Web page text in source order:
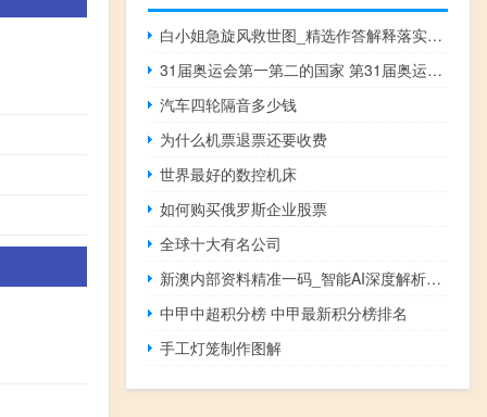
白小姐急旋风救世图_精选作答解释落实_iPhone版v33.34.19
31届奥运会第一第二的国家 第31届奥运会奖牌榜
汽车四轮隔音多少钱
为什么机票退票还要收费
世界最好的数控机床
如何购买俄罗斯企业股票
全球十大有名公司
新澳内部资料精准一码_智能AI深度解析_百度大脑版A12.26.92
中甲中超积分榜 中甲最新积分榜排名
手工灯笼制作图解